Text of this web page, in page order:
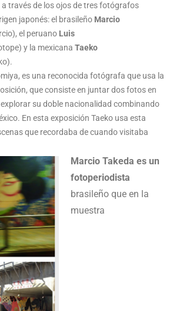
través de los ojos de tres fotógrafos
japonés: el brasileño Marcio
el peruano Luis
y la mexicana Taeko
es una reconocida fotógrafa que usa la
que consiste en juntar dos fotos en
su doble nacionalidad combinando
En esta exposición Taeko usa esta
que recordaba de cuando visitaba
Marcio Takeda es un
fotoperiodista
brasileño que en la
muestra